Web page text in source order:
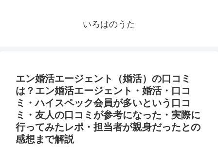
いろはのうた
エン婚活エージェント（婚活）の口コミ
は？エン婚活エージェント・婚活・口コ
ミ・ハイスペック会員が多いという口コ
ミ・友人の口コミが参考になった・実際に
行ってみたレポ・担当者が親身だったとの
感想まで解説